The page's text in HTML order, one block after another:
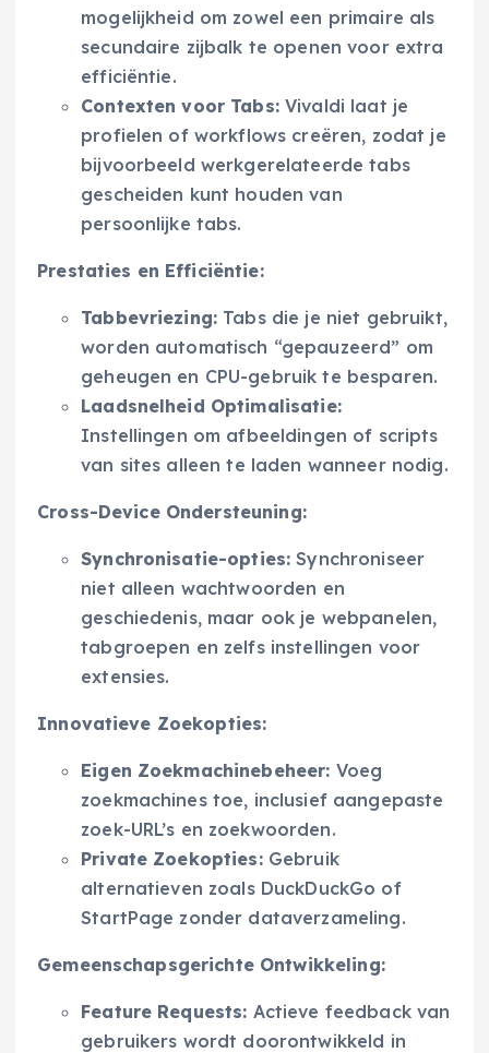
mogelijkheid om zowel een primaire als
secundaire zijbalk te openen voor extra
efficiëntie.
Contexten voor Tabs:Vivaldi laat je
profielen of workflows creëren, zodat je
bijvoorbeeld werkgerelateerde tabs
gescheiden kunt houden van
persoonlijke tabs.
Prestaties en Efficiëntie:
Tabbevriezing: Tabs die je niet gebruikt,
worden automatisch “gepauzeerd” om
geheugen en CPU-gebruik te besparen.
Laadsnelheid Optimalisatie:
Instellingen om afbeeldingen of scripts
van sites alleen te laden wanneer nodig.
Cross-Device Ondersteuning:
Synchronisatie-opties: Synchroniseer
niet alleen wachtwoorden en
geschiedenis, maar ook je webpanelen,
tabgroepen en zelfs instellingen voor
extensies.
Innovatieve Zoekopties:
Eigen Zoekmachinebeheer: Voeg
zoekmachines toe, inclusief aangepaste
zoek-URL’s en zoekwoorden.
Private Zoekopties:Gebruik
alternatieven zoals DuckDuckGo of
StartPage zonder dataverzameling.
Gemeenschapsgerichte Ontwikkeling:
Feature Requests: Actieve feedback van
gebruikers wordt doorontwikkeld in